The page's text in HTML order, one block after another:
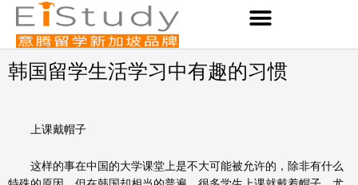
Skip
content
韩国留学生活学习中有趣的习惯
上课戴帽子
这样的事在中国的大学课堂上是不大可能被允许的，除非有什么